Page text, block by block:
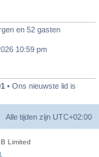
en 52 gasten
10:59 pm
• Ons nieuwste lid is
Alle tijden zijn UTC+02:00
Limited